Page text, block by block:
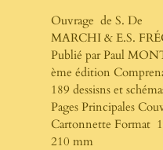
Ouvrage de S. De
MARCHI & E.S.
Publié par Paul
ème édition
189 dessisns et
Pages Principales
Cartonnette Format
210 mm